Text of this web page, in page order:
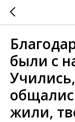
были с
жили,